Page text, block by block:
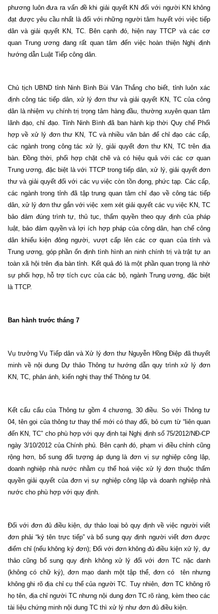
phương luôn đưa ra vấn đề khi giải quyết KN đối với người KN không
đạt được yêu cầu nhất là đối với những người tâm huyết với việc tiếp
dân và giải quyết KN, TC. Bên cạnh đó, hiện nay TTCP và các cơ
quan Trung ương đang rất quan tâm đến việc hoàn thiện Nghị định
hướng dẫn Luật Tiếp công dân.
Chủ tịch UBND tỉnh Ninh Bình Bùi Văn Thắng cho biết, tỉnh luôn xác
định công tác tiếp dân, xử lý đơn thư và giải quyết KN, TC của công
dân là nhiệm vụ chính trị trọng tâm hàng đầu, thường xuyên quan tâm
lãnh đạo, chỉ đạo. Tỉnh Ninh Bình đã ban hành kịp thời Quy chế Phối
hợp về xử lý đơn thư KN, TC và nhiều văn bản để chỉ đạo các cấp,
các ngành trong công tác xử lý, giải quyết đơn thư KN, TC trên địa
bàn. Đồng thời, phối hợp chặt chẽ và có hiệu quả với các cơ quan
Trung ương, đặc biệt là với TTCP trong tiếp dân, xử lý, giải quyết đơn
thư và giải quyết đối với các vụ việc còn tồn đọng, phức tạp. Các cấp,
các ngành trong tỉnh đã tập trung quan tâm chỉ đạo về công tác tiếp
dân, xử lý đơn thư gắn với việc xem xét giải quyết các vụ việc KN, TC
bảo đảm đúng trình tự, thủ tục, thẩm quyền theo quy định của pháp
luật, bảo đảm quyền và lợi ích hợp pháp của công dân, hạn chế công
dân khiếu kiện đông người, vượt cấp lên các cơ quan của tỉnh và
Trung ương, góp phần ổn định tình hình an ninh chính trị và trật tự an
toàn xã hội trên địa bàn tỉnh. Kết quả đó là một phần quan trọng là nhờ
sự phối hợp, hỗ trợ tích cực của các bộ, ngành Trung ương, đặc biệt
là TTCP.
Ban hành trước tháng 7
Vụ trưởng Vụ Tiếp dân và Xử lý đơn thư Nguyễn Hồng Điệp đã thuyết
minh về nội dung Dự thảo Thông tư hướng dẫn quy trình xử lý đơn
KN, TC, phản ánh, kiến nghị thay thế Thông tư 04.
Kết cấu cấu của Thông tư gồm 4 chương, 30 điều. So với Thông tư
04, tên gọi của thông tư thay thế mới có thay đổi, bỏ cụm từ “liên quan
đến KN, TC” cho phù hợp với quy định tại Nghị định số 75/2012/NĐ-CP
ngày 3/10/2012 của Chính phủ. Bên cạnh đó, phạm vi điều chỉnh cũng
rộng hơn, bổ sung đối tượng áp dụng là đơn vị sự nghiệp công lập,
doanh nghiệp nhà nước nhằm cụ thể hoá việc xử lý đơn thuộc thẩm
quyền giải quyết của đơn vị sự nghiệp công lập và doanh nghiệp nhà
nước cho phù hợp với quy định.
Đối với đơn đủ điều kiện, dự thảo loại bỏ quy định về việc người viết
đơn phải “ký tên trực tiếp” và bổ sung quy định người viết đơn được
điểm chỉ (nếu không ký đơn); Đối với đơn không đủ điều kiện xử lý, dự
thảo cũng bổ sung quy định không xử lý đối với đơn TC nặc danh
(không có chữ ký), đơn mạo danh một tập thể, đơn có tên nhưng
không ghi rõ địa chỉ cụ thể của người TC. Tuy nhiên, đơn TC không rõ
họ tên, địa chỉ người TC nhưng nội dung đơn TC rõ ràng, kèm theo các
tài liệu chứng minh nội dung TC thì xử lý như đơn đủ điều kiện.